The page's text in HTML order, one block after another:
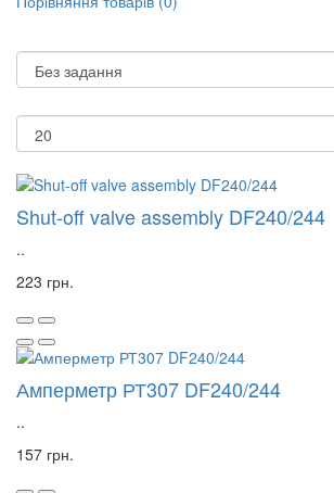
Shut-off valve assembly DF240/244
..
223 грн.
Амперметр РТ307 DF240/244
..
157 грн.